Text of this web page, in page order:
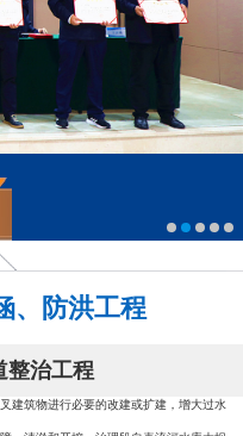
、防洪工程
整治工程
建筑物进行必要的改建或扩建，增大过水